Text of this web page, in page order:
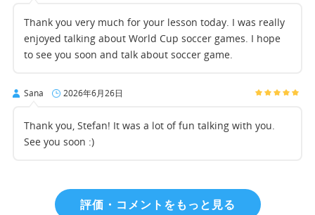
Thank you very much for your lesson today. I was really
enjoyed talking about World Cup soccer games. I hope
to see you soon and talk about soccer game.
Sana 2026年6月26日
Thank you, Stefan! It was a lot of fun talking with you.
See you soon :)
評価・コメントをもっと見る